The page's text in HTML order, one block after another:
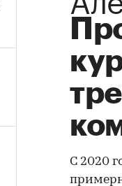
С 2020